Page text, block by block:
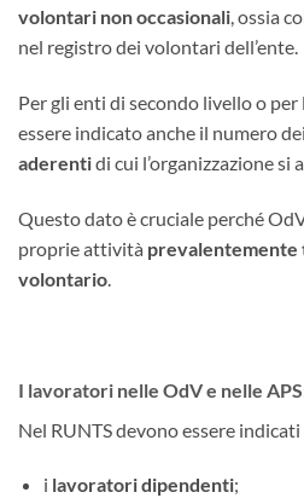
volontari non occasionali, ossia
nel registro dei volontari dell’ente.
Per gli enti di secondo livello o
essere indicato anche il numero dei
aderentidi cui l’organizzazione si
Questo dato è cruciale perché
proprie attività prevalentemente
volontario.
I lavoratori nelle OdV e nelle
Nel RUNTS devono essere
i lavoratori dipendenti;